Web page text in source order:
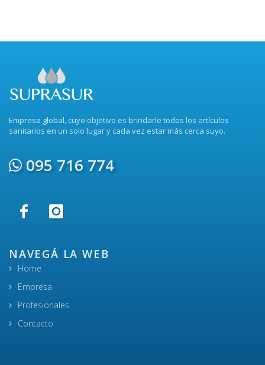
Empresa global, cuyo objetivo es brindarle todos los artículos
sanitarios en un solo lugar y cada vez estar más cerca suyo.
095 716 774
NAVEGÁ LA WEB
Home
Empresa
Profesionales
Contacto